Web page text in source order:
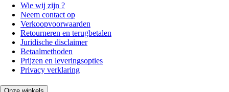
Wie wij zijn ?
Neem contact op
Verkoopvoorwaarden
Retourneren en terugbetalen
Juridische disclaimer
Betaalmethoden
Prijzen en leveringsopties
Privacy verklaring